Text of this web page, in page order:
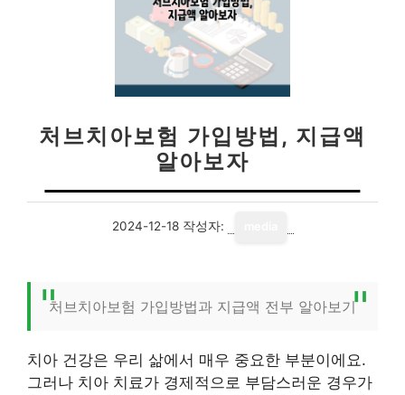
처브치아보험 가입방법, 지급액
알아보자
2024-12-18 작성자:
처브치아보험 가입방법과 지급액 전부 알아보기
치아 건강은 우리 삶에서 매우 중요한 부분이에요.
그러나 치아 치료가 경제적으로 부담스러운 경우가